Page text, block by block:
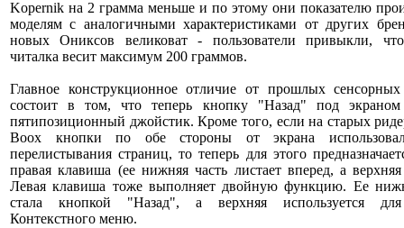
Kopernik на 2 грамма меньше и по этому они показателю
моделям с аналогичными характеристиками от других
новых Ониксов великоват - пользователи привыкли,
читалка весит максимум 200 граммов.
Главное конструкционное отличие от прошлых
состоит в том, что теперь кнопку "Назад" под экраном
пятипозиционный джойстик. Кроме того, если на старых
Boox кнопки по обе стороны от экрана
перелистывания страниц, то теперь для этого
правая клавиша (ее нижняя часть листает вперед, а
Левая клавиша тоже выполняет двойную функцию. Ее
стала кнопкой "Назад", а верхняя используется
Контекстного меню.